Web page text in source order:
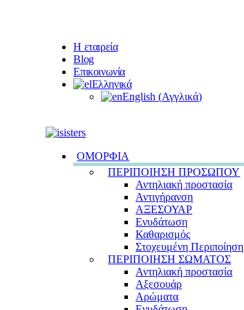
Η εταιρεία
Blog
Επικοινωνία
Ελληνικά
English (Αγγλικά)
ΟΜΟΡΦΙΑ
ΠΕΡΙΠΟΙΗΣΗ ΠΡΟΣΩΠΟΥ
Αντηλιακή προστασία
Αντιγήρανση
ΑΞΕΣΟΥΑΡ
Ενυδάτωση
Καθαρισμός
Στοχευμένη Περιποίηση
ΠΕΡΙΠΟΙΗΣΗ ΣΩΜΑΤΟΣ
Αντηλιακή προστασία
Αξεσουάρ
Αρώματα